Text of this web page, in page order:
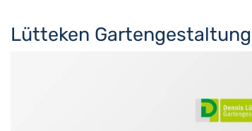
Lütteken Gartengestaltung